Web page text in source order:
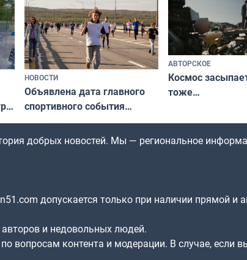
НОВОСТИ
Объявлена дата главного
спортивного события
Заполярья: как зарождался
фестиваль «Гольфстрим»
АВТОРСКОЕ
Космос
тоже…
добрых новостей. Мы — региональное
допускается только при наличии прямой и
и недовольных людей.
вопросам контента и модерации. В случае, если